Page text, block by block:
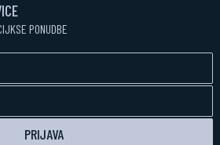
PONUDBE